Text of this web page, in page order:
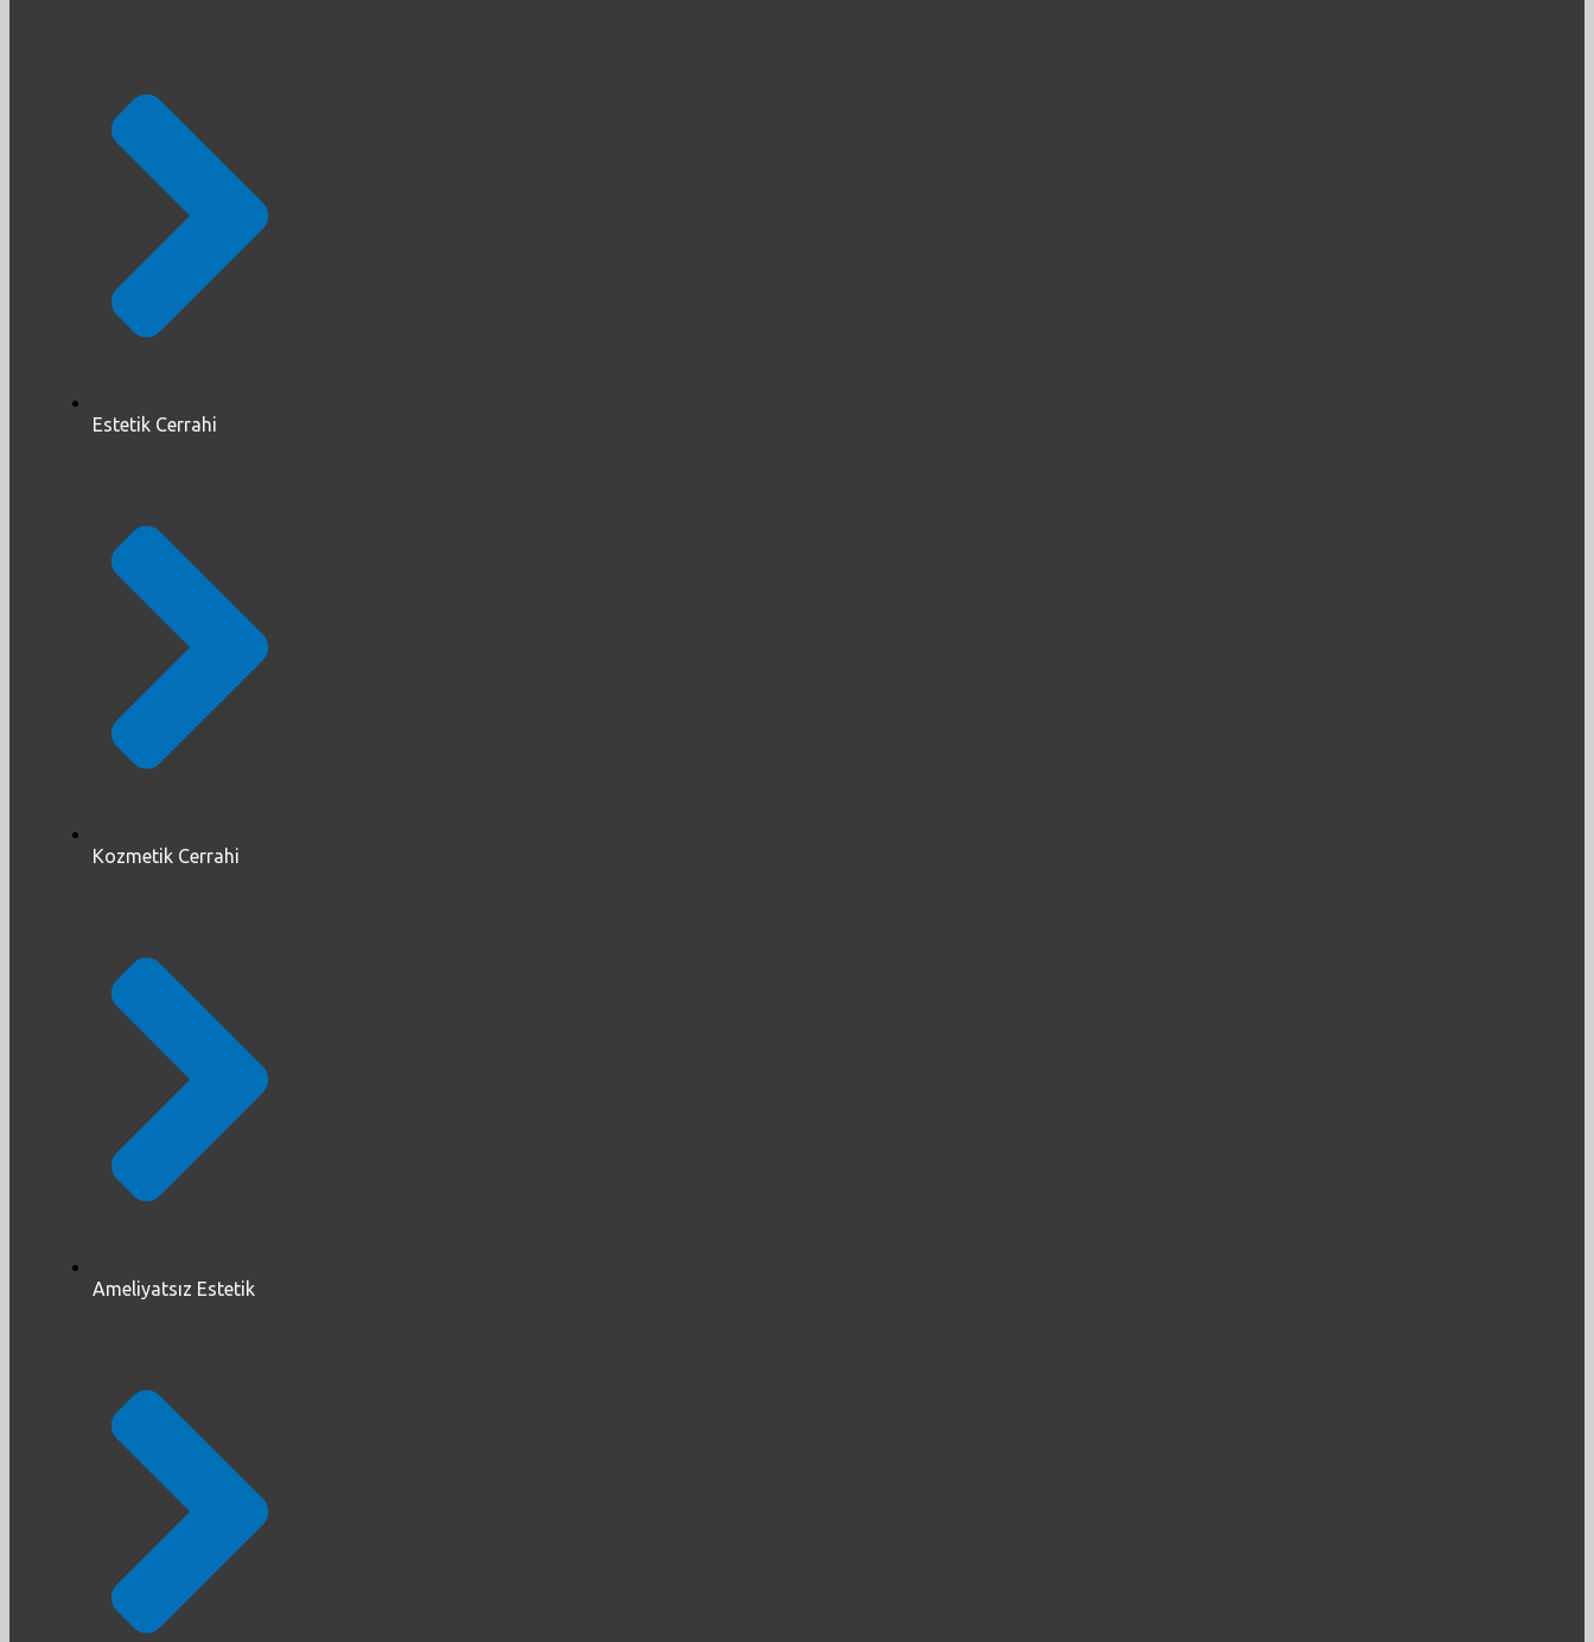
Estetik Cerrahi
Kozmetik Cerrahi
Ameliyatsız Estetik